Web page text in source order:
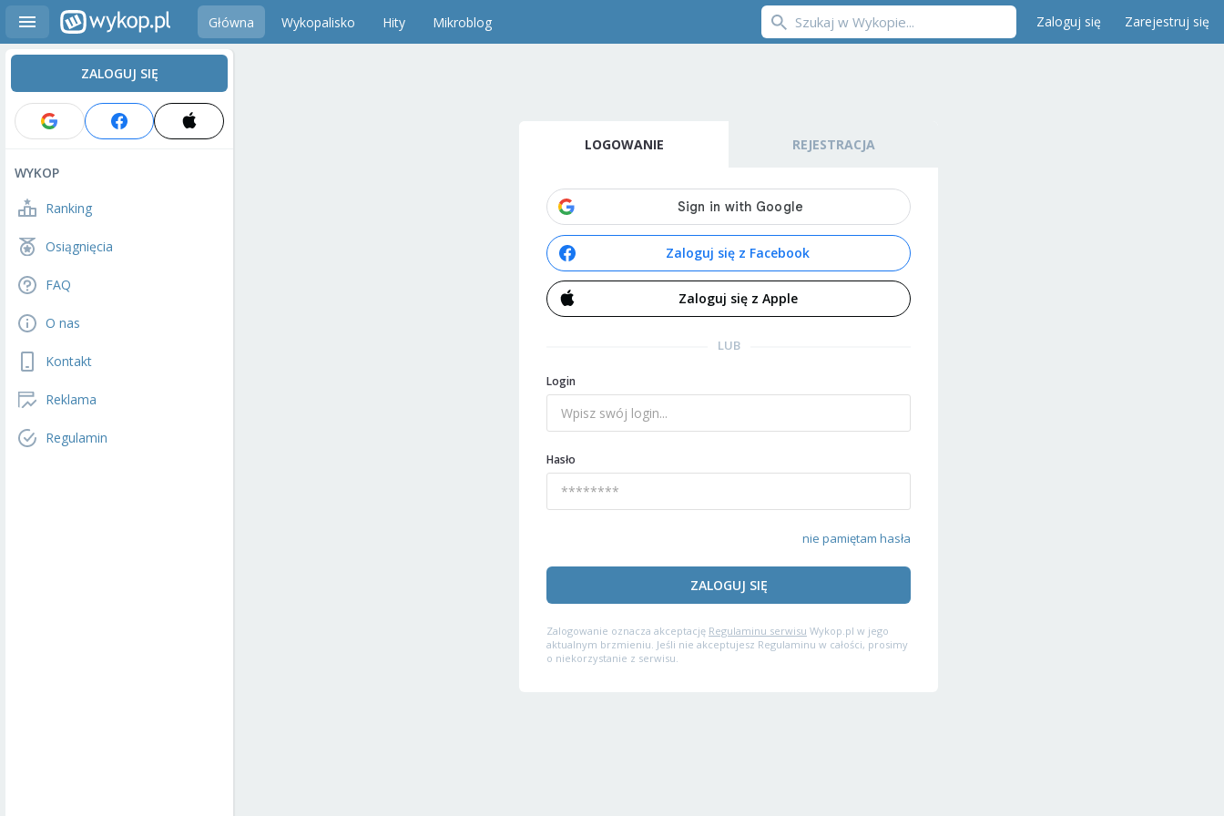
Główna Wykopalisko Hity Mikroblog Zaloguj się Zarejestruj się
ZALOGUJ SIĘ
WYKOP
Ranking
Osiągnięcia
FAQ
O nas
Kontakt
Reklama
Regulamin
LOGOWANIE REJESTRACJA
Zaloguj się z Facebook
Zaloguj się z Apple
LUB
Login
Hasło
nie pamiętam hasła
ZALOGUJ SIĘ
Zalogowanie oznacza akceptację Regulaminu serwisu Wykop.pl w jego
aktualnym brzmieniu. Jeśli nie akceptujesz Regulaminu w całości, prosimy
o niekorzystanie z serwisu.